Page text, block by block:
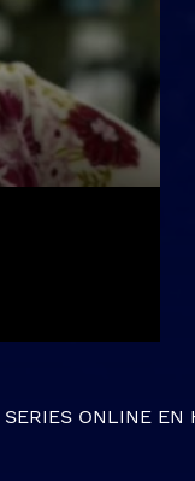
SERIES ONLINEEN